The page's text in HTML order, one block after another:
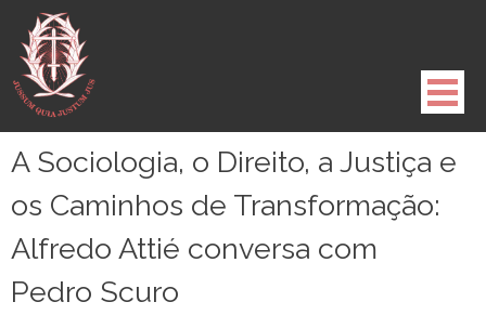
para
conteúdo
A Sociologia, o Direito, a Justiça e
os Caminhos de Transformação:
Alfredo Attié conversa com
Pedro Scuro